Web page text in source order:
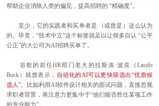
帮助企业消除人类的偏见，提高招聘的 “精确度”。
至少，它的实践者和买单者是 （或曾是）这么认为
的。毕竟，“技术中立”这个标签就足以让很多自认 “公平
公正”的大公司为AI招聘买单了。
谷歌的前任HR部门老大的拉斯洛·波克（Laszlo
Bock）就曾表示， 自动化的AI可以更快筛选出“优质候
选人”。比如利用AI软件设计相关的面试问题，直接忽视
求职者背景，将注意力更集中于“他们能否胜任某项工作
的专业能力”。